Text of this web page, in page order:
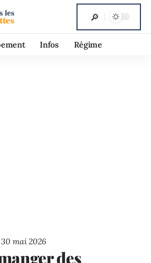
Infos Régime
30 mai 2026
des